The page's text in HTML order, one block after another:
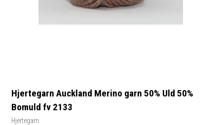
Hjertegarn Auckland Merino garn 50% Uld 50%
Bomuld fv 2133
Hjertegarn